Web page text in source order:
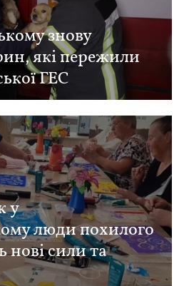
знову
які пережили
ГЕС
у
люди похилого
нові сили та